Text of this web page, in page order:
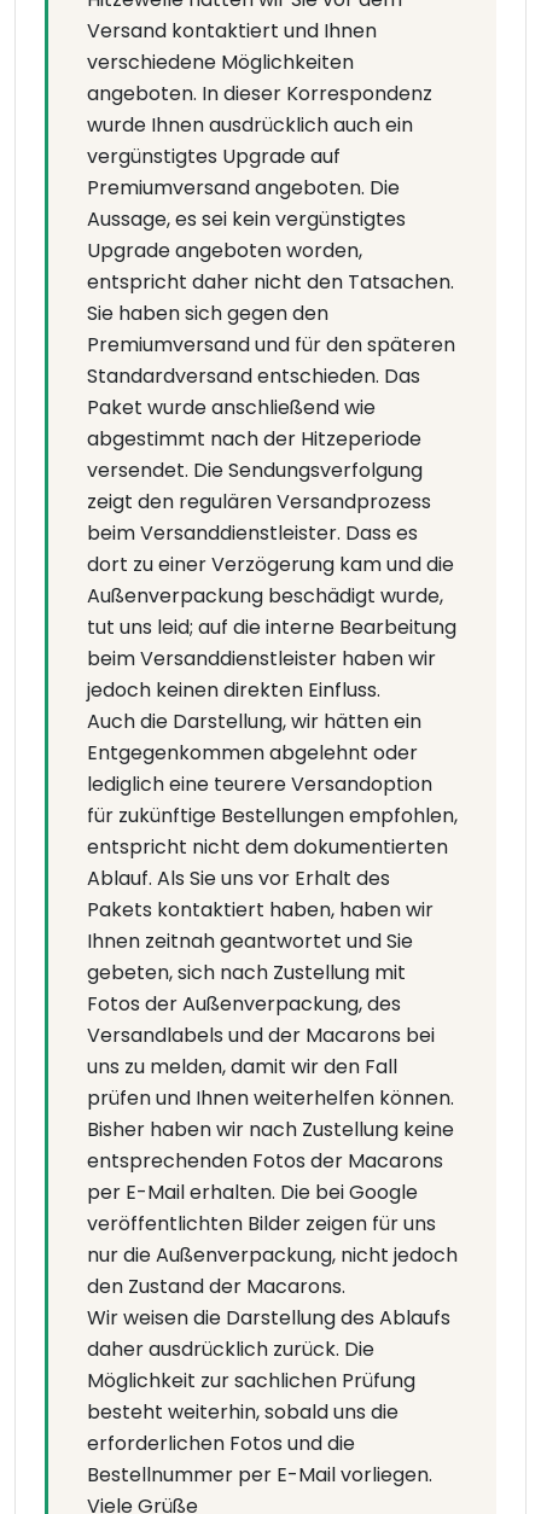
Versand kontaktiert und Ihnen
verschiedene Möglichkeiten
angeboten. In dieser Korrespondenz
wurde Ihnen ausdrücklich auch ein
vergünstigtes Upgrade auf
Premiumversand angeboten. Die
Aussage, es sei kein vergünstigtes
Upgrade angeboten worden,
entspricht daher nicht den Tatsachen.
Sie haben sich gegen den
Premiumversand und für den späteren
Standardversand entschieden. Das
Paket wurde anschließend wie
abgestimmt nach der Hitzeperiode
versendet. Die Sendungsverfolgung
zeigt den regulären Versandprozess
beim Versanddienstleister. Dass es
dort zu einer Verzögerung kam und die
Außenverpackung beschädigt wurde,
tut uns leid; auf die interne Bearbeitung
beim Versanddienstleister haben wir
jedoch keinen direkten Einfluss.
Auch die Darstellung, wir hätten ein
Entgegenkommen abgelehnt oder
lediglich eine teurere Versandoption
für zukünftige Bestellungen empfohlen,
entspricht nicht dem dokumentierten
Ablauf. Als Sie uns vor Erhalt des
Pakets kontaktiert haben, haben wir
Ihnen zeitnah geantwortet und Sie
gebeten, sich nach Zustellung mit
Fotos der Außenverpackung, des
Versandlabels und der Macarons bei
uns zu melden, damit wir den Fall
prüfen und Ihnen weiterhelfen können.
Bisher haben wir nach Zustellung keine
entsprechenden Fotos der Macarons
per E-Mail erhalten. Die bei Google
veröffentlichten Bilder zeigen für uns
nur die Außenverpackung, nicht jedoch
den Zustand der Macarons.
Wir weisen die Darstellung des Ablaufs
daher ausdrücklich zurück. Die
Möglichkeit zur sachlichen Prüfung
besteht weiterhin, sobald uns die
erforderlichen Fotos und die
Bestellnummer per E-Mail vorliegen.
Viele Grüße